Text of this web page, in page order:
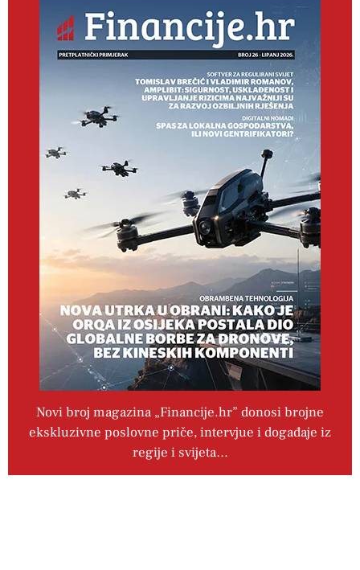
Novi broj magazina „Financije.hr” donosi brojne
ekskluzivne poslovne priče, intervjue i događaje iz
regije i svijeta…